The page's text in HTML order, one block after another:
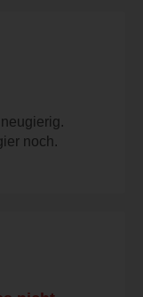
noch.